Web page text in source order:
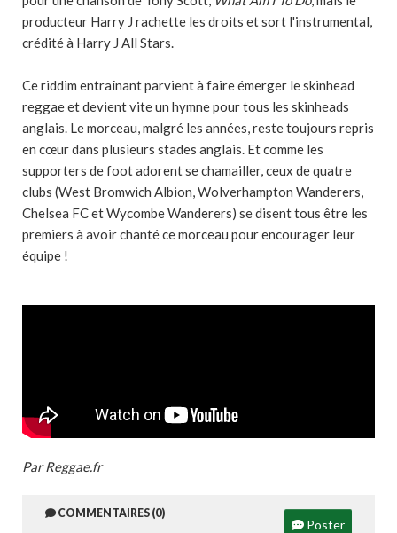
producteur Harry J rachette les droits et sort l'instrumental,
crédité à Harry J All Stars.
Ce riddim entraînant parvient à faire émerger le skinhead
reggae et devient vite un hymne pour tous les skinheads
anglais. Le morceau, malgré les années, reste toujours repris
en cœur dans plusieurs stades anglais. Et comme les
supporters de foot adorent se chamailler, ceux de quatre
clubs (West Bromwich Albion, Wolverhampton Wanderers,
Chelsea FC et Wycombe Wanderers) se disent tous être les
premiers à avoir chanté ce morceau pour encourager leur
équipe !
Par Reggae.fr
COMMENTAIRES (0)
Poster